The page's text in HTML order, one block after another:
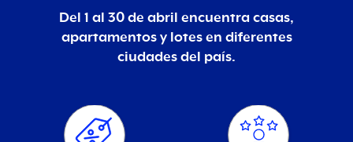
Del 1 al 30 de abril encuentra casas,
apartamentos y lotes en diferentes
ciudades del país.